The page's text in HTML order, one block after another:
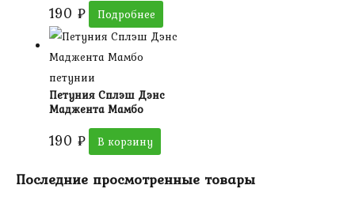
190 ₽ Подробнее
петунии
Петуния Сплэш Дэнс
Маджента Мамбо
190 ₽ В корзину
Последние просмотренные товары